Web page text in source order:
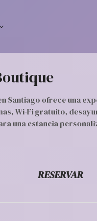
Santiago ofrece una
Wi-Fi gratuito,
una estancia
RESERVAR